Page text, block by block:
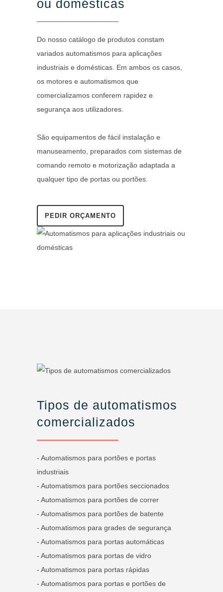
ou domésticas
Do nosso catálogo de produtos constam
variados automatismos para aplicações
industriais e domésticas. Em ambos os casos,
os motores e automatismos que
comercializamos conferem rapidez e
segurança aos utilizadores.
São equipamentos de fácil instalação e
manuseamento, preparados com sistemas de
comando remoto e motorização adaptada a
qualquer tipo de portas ou portões.
PEDIR ORÇAMENTO
Tipos de automatismos
comercializados
- Automatismos para portões e portas
industriais
- Automatismos para portões seccionados
- Automatismos para portões de correr
- Automatismos para portões de batente
- Automatismos para grades de segurança
- Automatismos para portas automáticas
- Automatismos para portas de vidro
- Automatismos para portas rápidas
- Automatismos para portas e portões de